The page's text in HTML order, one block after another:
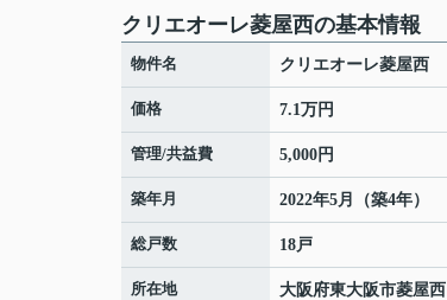
クリエオーレ菱屋西の基本情報
物件名 クリエオーレ菱屋西
価格 7.1万円
管理/共益費 5,000円
築年月 2022年5月（築4年）
総戸数 18戸
所在地 大阪府東大阪市菱屋西